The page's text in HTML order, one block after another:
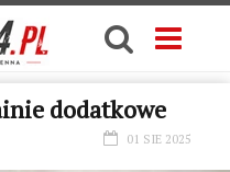
dodatkowe
01 SIE 2025